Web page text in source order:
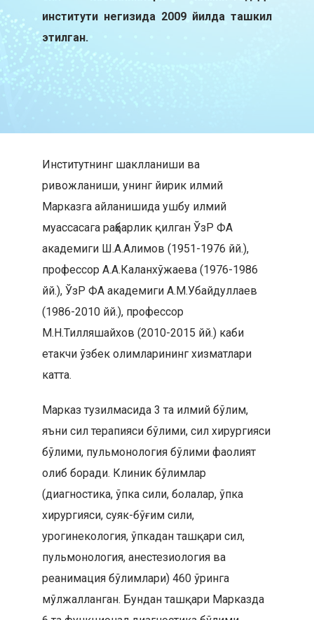
институти негизида 2009 йилда ташкил
этилган.
Институтнинг шаклланиши ва
ривожланиши, унинг йирик илмий
Марказга айланишида ушбу илмий
муассасага раҳбарлик қилган ЎзР ФА
академиги Ш.А.Алимов (1951-1976 йй.),
профессор А.А.Каланхўжаева (1976-1986
йй.), ЎзР ФА академиги А.М.Убайдуллаев
(1986-2010 йй.), профессор
М.Н.Тилляшайхов (2010-2015 йй.) каби
етакчи ўзбек олимларининг хизматлари
катта.
Марказ тузилмасида 3 та илмий бўлим,
яъни сил терапияси бўлими, сил хирургияси
бўлими, пульмонология бўлими фаолият
олиб боради. Клиник бўлимлар
(диагностика, ўпка сили, болалар, ўпка
хирургияси, суяк-бўғим сили,
урогинекология, ўпкадан ташқари сил,
пульмонология, анестезиология ва
реанимация бўлимлари) 460 ўринга
мўлжалланган. Бундан ташқари Марказда